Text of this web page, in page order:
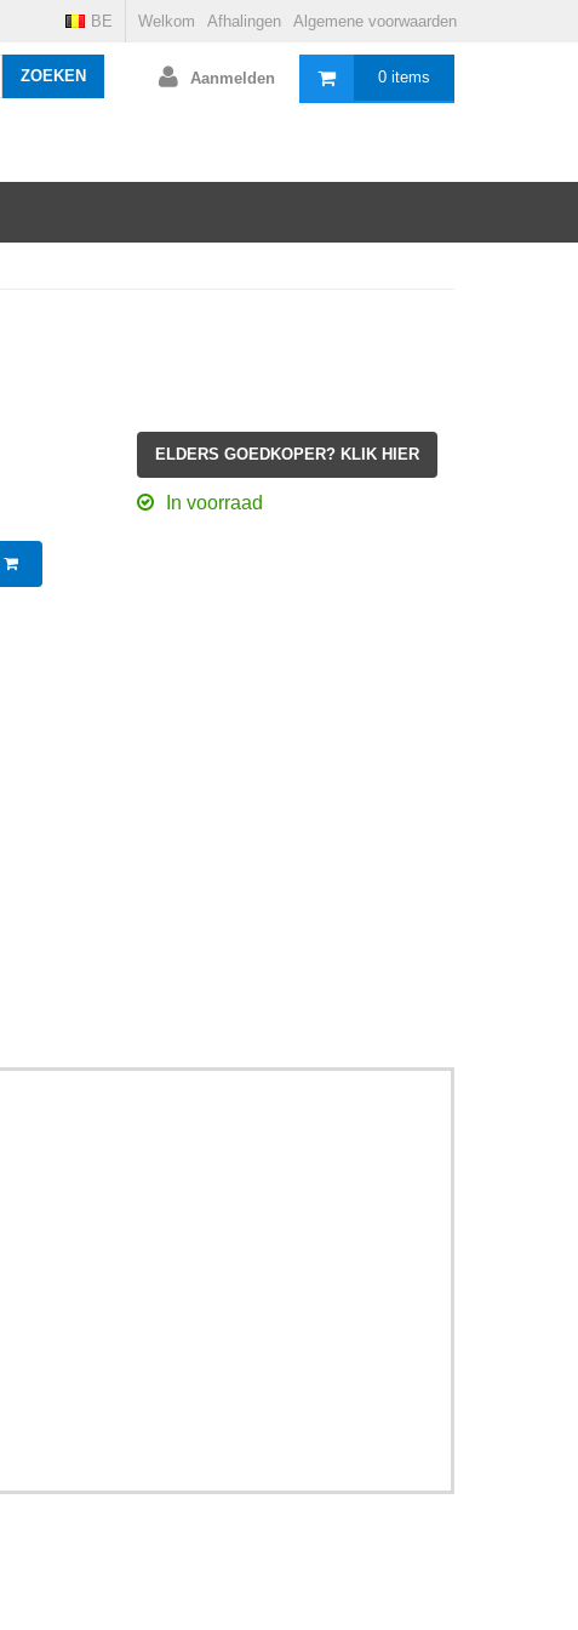
Welkom Afhalingen Algemene voorwaarden
BE
0 items
Aanmelden
ZOEKEN
ELDERS GOEDKOPER? KLIK HIER
In voorraad